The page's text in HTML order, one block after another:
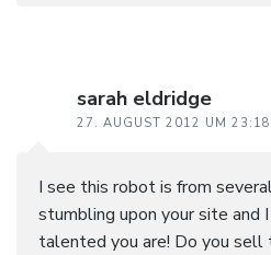
sarah eldridge
27. AUGUST 2012 UM
I see this robot is from
stumbling upon your site and
talented you are! Do you